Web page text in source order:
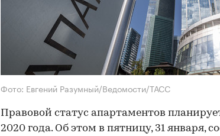
Фото: Евгений Разумный/Ведомости/ТАСС
Правовой статус апартаментов
2020 года. Об этом в пятницу, 31 января,